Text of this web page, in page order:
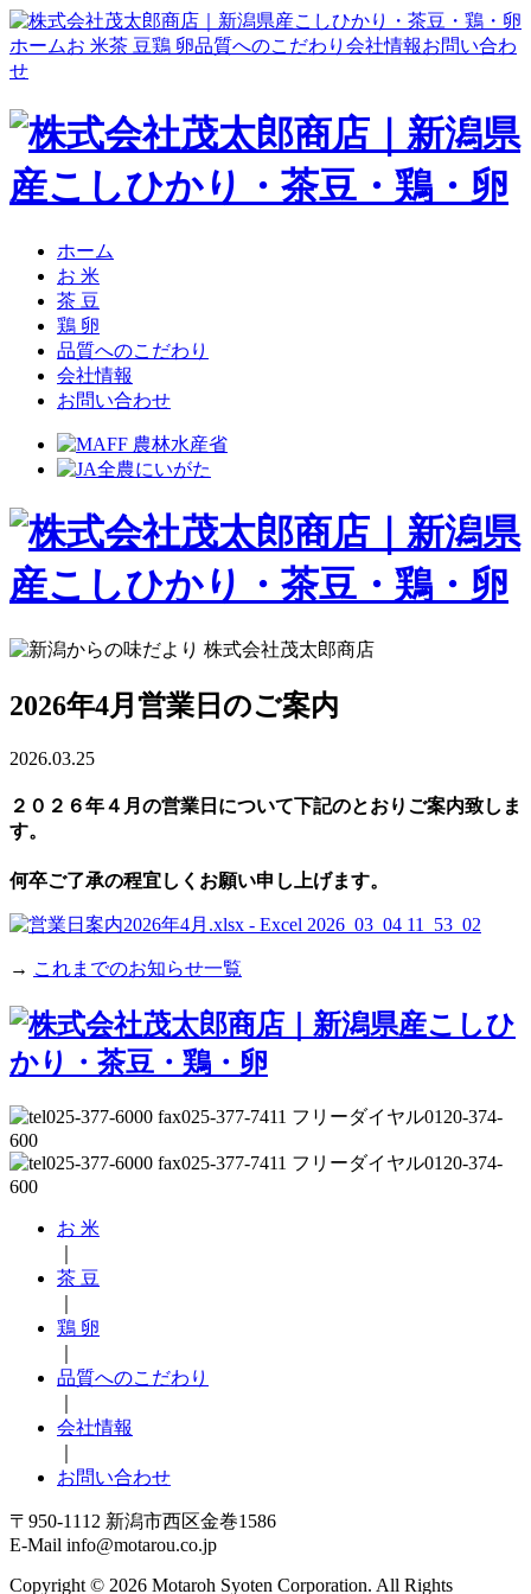
ホームお 米茶 豆鶏 卵品質へのこだわり 会社情報お問い合わ
せ
ホーム
お 米
茶 豆
鶏 卵
品質へのこだわり
会社情報
お問い合わせ
2026年4月営業日のご案内
2026.03.25
２０２６年４月の営業日について下記のとおりご案内致しま
す。
何卒ご了承の程宜しくお願い申し上げます。
→ これまでのお知らせ一覧
お 米
茶 豆
鶏 卵
品質へのこだわり
会社情報
お問い合わせ
〒950-1112 新潟市西区金巻1586
E-Mail info@motarou.co.jp
Copyright © 2026 Motaroh Syoten Corporation. All Rights